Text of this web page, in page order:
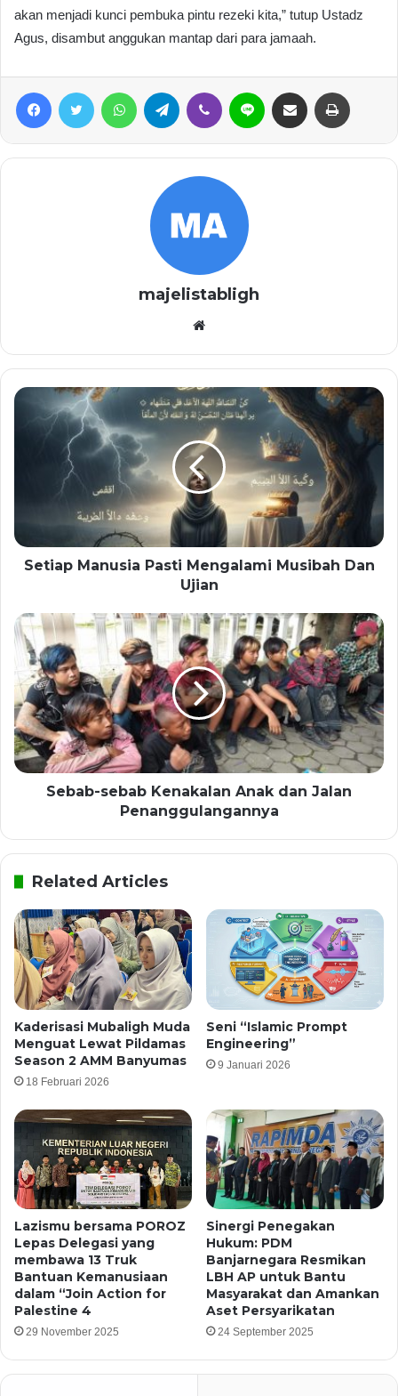
akan menjadi kunci pembuka pintu rezeki kita,” tutup Ustadz
Agus, disambut anggukan mantap dari para jamaah.
Facebook Twitter WhatsApp Telegram Viber Line Share via Email
majelistabligh
Setiap Manusia Pasti Mengalami Musibah Dan
Ujian
Sebab-sebab Kenakalan Anak dan Jalan
Penanggulangannya
Related Articles
Kaderisasi Mubaligh Muda
Menguat Lewat Pildamas
Season 2 AMM Banyumas
18 Februari 2026
Seni “Islamic Prompt
Engineering”
9 Januari 2026
Lazismu bersama POROZ
Lepas Delegasi yang
membawa 13 Truk
Bantuan Kemanusiaan
dalam “Join Action for
Palestine 4
29 November 2025
Sinergi Penegakan
Hukum: PDM
Banjarnegara Resmikan
LBH AP untuk Bantu
Masyarakat dan Amankan
Aset Persyarikatan
24 September 2025